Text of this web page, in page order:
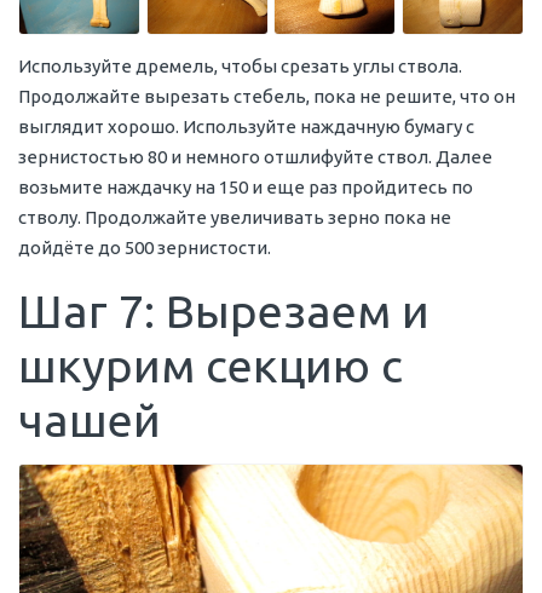
Используйте дремель, чтобы срезать углы ствола.
Продолжайте вырезать стебель, пока не решите, что он
выглядит хорошо. Используйте наждачную бумагу с
зернистостью 80 и немного отшлифуйте ствол. Далее
возьмите наждачку на 150 и еще раз пройдитесь по
стволу. Продолжайте увеличивать зерно пока не
дойдёте до 500 зернистости.
Шаг 7: Вырезаем и
шкурим секцию с
чашей